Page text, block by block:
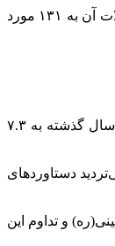
وی همچنین با اشاره به فعالیت‌های تحقیقاتی و تولیدی مؤسسه رازی گفت: پس از پیروزی انقلاب اسلامی، ۷۶ محصول و فرآورده جدید به تولیدات این مؤسسه افزوده شد و مجموع محصولات آن به ۱۳۱ مورد
نوری در ادامه با اشاره به دستاوردهای بخش کشاورزی در حوزه صادرات اظهار کرد: صادرات بخش کشاورزی در پایان رژیم طاغوت حدود ۳۰۰ میلیون دلار بود، در حالی که این رقم در سال گذشته به ۷.۳
دستاوردهای
امام خمینی(ره) و تداوم این